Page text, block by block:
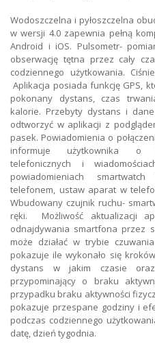
Wodoszczelna i pyłoszczelna
w wersji 4.0 zapewnia pełną
Android i iOS. Pulsometr-
obserwację tętna przez cały
codziennego użytkowania.
Aplikacja posiada funkcję GPS,
pokonany dystans, czas
kalorie. Przebyty dystans i
odtworzyć w aplikacji z
pasek. Powiadomienia o
informuje użytkownika o
telefonicznych i
powiadomieniach
telefonem, ustaw aparat w
Wbudowany czujnik ruchu-
ręki. Możliwość aktualizacji
odnajdywania smartfona przez
może działać w trybie
pokazuje ile wykonało się
dystans w jakim czasie
przypominający o braku
przypadku braku aktywności
pokazuje przespane godziny i
podczas codziennego
datę, dzień tygodnia.